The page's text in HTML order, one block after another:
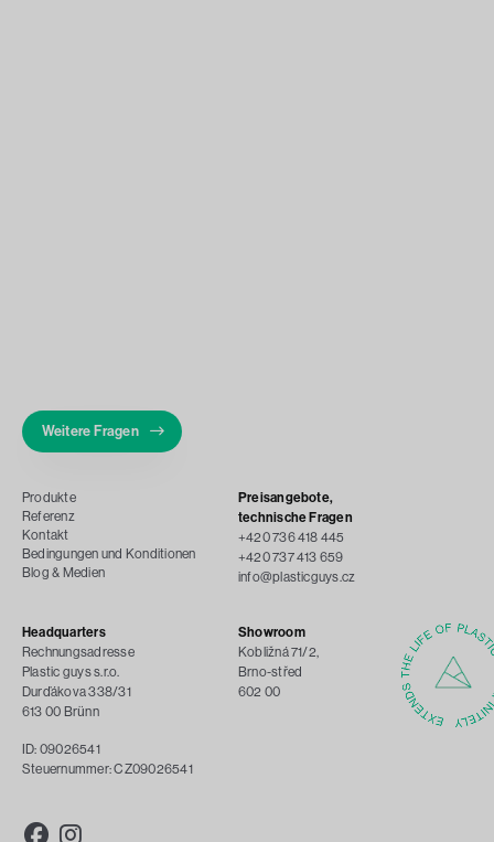
Weitere Fragen
Produkte
Referenz
Kontakt
Bedingungen und Konditionen
Blog & Medien
Preisangebote,
technische Fragen
+420 736 418 445
+420 737 413 659
info@plasticguys.cz
Headquarters
Rechnungsadresse
Plastic guys s.r.o.
Durďákova 338/31
613 00 Brünn
ID: 09026541
Steuernummer: CZ09026541
Showroom
Kobližná 71/2,
Brno-střed
602 00